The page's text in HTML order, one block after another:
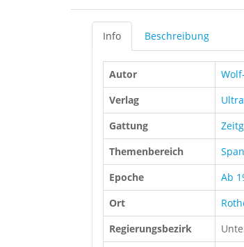
Info Beschreibung
Autor
Verlag
Gattung
Themenbereich
Epoche
Ab
Ort
Regierungsbezirk